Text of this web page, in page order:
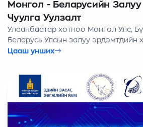
Монгол - Беларусийн
Чуулга Уулзалт
Улаанбаатар хотноо Монгол Улс,
Беларусь Улсын залуу эрдэмтдийн
өргөжүүлэх зорилготой “Монгол –
хамтын ажиллагаа” сэдвийн
өндөрлөлөө.
Цааш унших